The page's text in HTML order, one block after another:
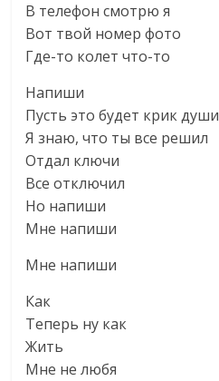
В телефон смотрю я
Вот твой номер фото
Где-то колет что-то
Напиши
Пусть это будет крик души
Я знаю, что ты все решил
Отдал ключи
Все отключил
Но напиши
Мне напиши
Мне напиши
Как
Теперь ну как
Жить
Мне не любя